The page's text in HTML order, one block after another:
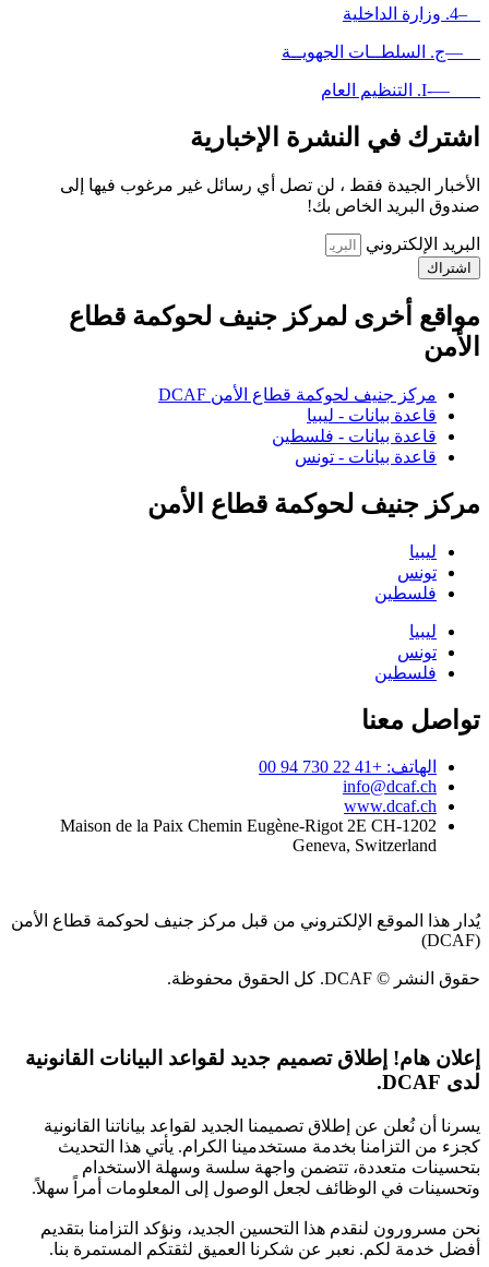
–4. وزارة الداخلية
—ج. السلطــات الجهويــة
—-I. التنظيم العام
اشترك في النشرة الإخبارية
الأخبار الجيدة فقط ، لن تصل أي رسائل غير مرغوب فيها إلى
صندوق البريد الخاص بك!
البريد الإلكتروني
اشتراك
مواقع أخرى لمركز جنيف لحوكمة قطاع
الأمن
مركز جنيف لحوكمة قطاع الأمن DCAF
قاعدة بيانات - ليبيا
قاعدة بيانات - فلسطين
قاعدة بيانات - تونس
مركز جنيف لحوكمة قطاع الأمن
ليبيا
تونس
فلسطين
ليبيا
تونس
فلسطين
تواصل معنا
الهاتف: +41 22 730 94 00
info@dcaf.ch
www.dcaf.ch
Maison de la Paix Chemin Eugène-Rigot 2E CH-1202
Geneva, Switzerland
يُدار هذا الموقع الإلكتروني من قبل مركز جنيف لحوكمة قطاع الأمن
(DCAF)
حقوق النشر © DCAF. كل الحقوق محفوظة.
إعلان هام! إطلاق تصميم جديد لقواعد البيانات القانونية
لدى DCAF.
يسرنا أن نُعلن عن إطلاق تصميمنا الجديد لقواعد بياناتنا القانونية
كجزء من التزامنا بخدمة مستخدمينا الكرام. يأتي هذا التحديث
بتحسينات متعددة، تتضمن واجهة سلسة وسهلة الاستخدام
وتحسينات في الوظائف لجعل الوصول إلى المعلومات أمراً سهلاً.
نحن مسرورون لنقدم هذا التحسين الجديد، ونؤكد التزامنا بتقديم
أفضل خدمة لكم. نعبر عن شكرنا العميق لثقتكم المستمرة بنا.